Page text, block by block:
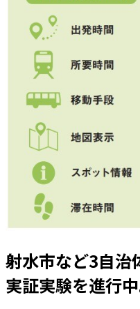
射水市など3自治
実証実験を進行中